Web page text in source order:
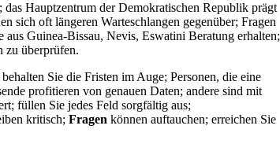
Hauptzentrum der Demokratischen Republik prägt
sich oft längeren Warteschlangen gegenüber; Fragen
aus Guinea-Bissau, Nevis, Eswatini Beratung erhalten;
zu überprüfen.
Sie die Fristen im Auge; Personen, die eine
profitieren von genauen Daten; andere sind mit
füllen Sie jedes Feld sorgfältig aus;
kritisch; Fragen können auftauchen; erreichen Sie